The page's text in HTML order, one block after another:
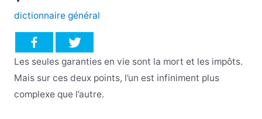
dictionnaire général
Les seules garanties en vie sont la mort et les impôts.
Mais sur ces deux points, l’un est infiniment plus
complexe que l’autre.